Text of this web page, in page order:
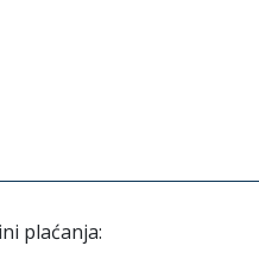
plaćanja: